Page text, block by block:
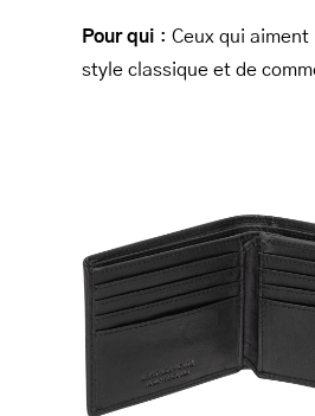
Pour qui : Ceux qui aiment
style classique et de